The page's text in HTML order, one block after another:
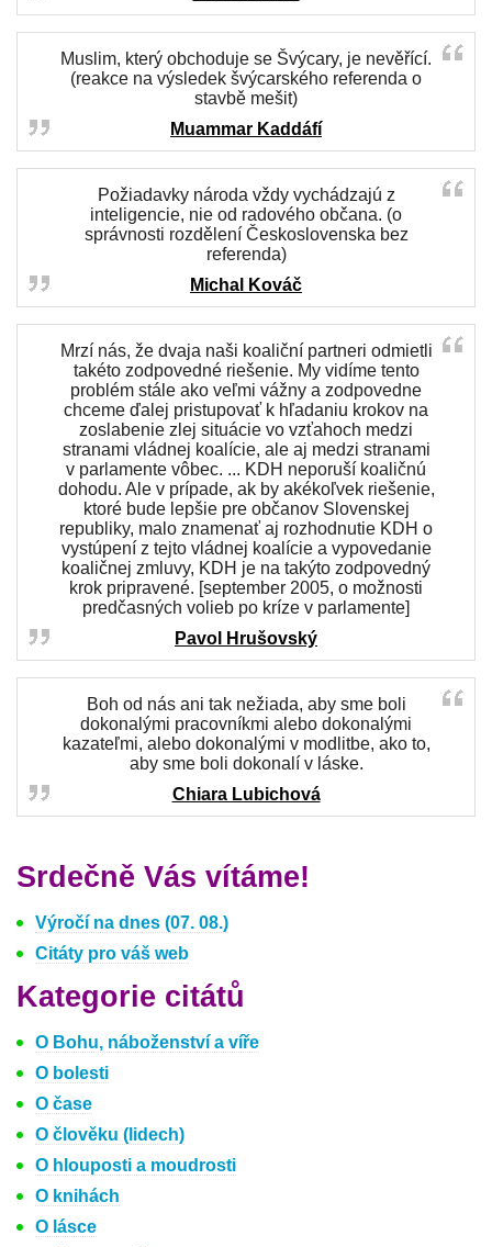
Muslim, který obchoduje se Švýcary, je nevěřící.
(reakce na výsledek švýcarského referenda o
stavbě mešit)
Muammar Kaddáfí
Požiadavky národa vždy vychádzajú z
inteligencie, nie od radového občana. (o
správnosti rozdělení Československa bez
referenda)
Michal Kováč
Mrzí nás, že dvaja naši koaliční partneri odmietli
takéto zodpovedné riešenie. My vidíme tento
problém stále ako veľmi vážny a zodpovedne
chceme ďalej pristupovať k hľadaniu krokov na
zoslabenie zlej situácie vo vzťahoch medzi
stranami vládnej koalície, ale aj medzi stranami
v parlamente vôbec. ... KDH neporuší koaličnú
dohodu. Ale v prípade, ak by akékoľvek riešenie,
ktoré bude lepšie pre občanov Slovenskej
republiky, malo znamenať aj rozhodnutie KDH o
vystúpení z tejto vládnej koalície a vypovedanie
koaličnej zmluvy, KDH je na takýto zodpovedný
krok pripravené. [september 2005, o možnosti
predčasných volieb po kríze v parlamente]
Pavol Hrušovský
Boh od nás ani tak nežiada, aby sme boli
dokonalými pracovníkmi alebo dokonalými
kazateľmi, alebo dokonalými v modlitbe, ako to,
aby sme boli dokonalí v láske.
Chiara Lubichová
Srdečně Vás vítáme!
Výročí na dnes (07. 08.)
Citáty pro váš web
Kategorie citátů
O Bohu, náboženství a víře
O bolesti
O čase
O člověku (lidech)
O hlouposti a moudrosti
O knihách
O lásce